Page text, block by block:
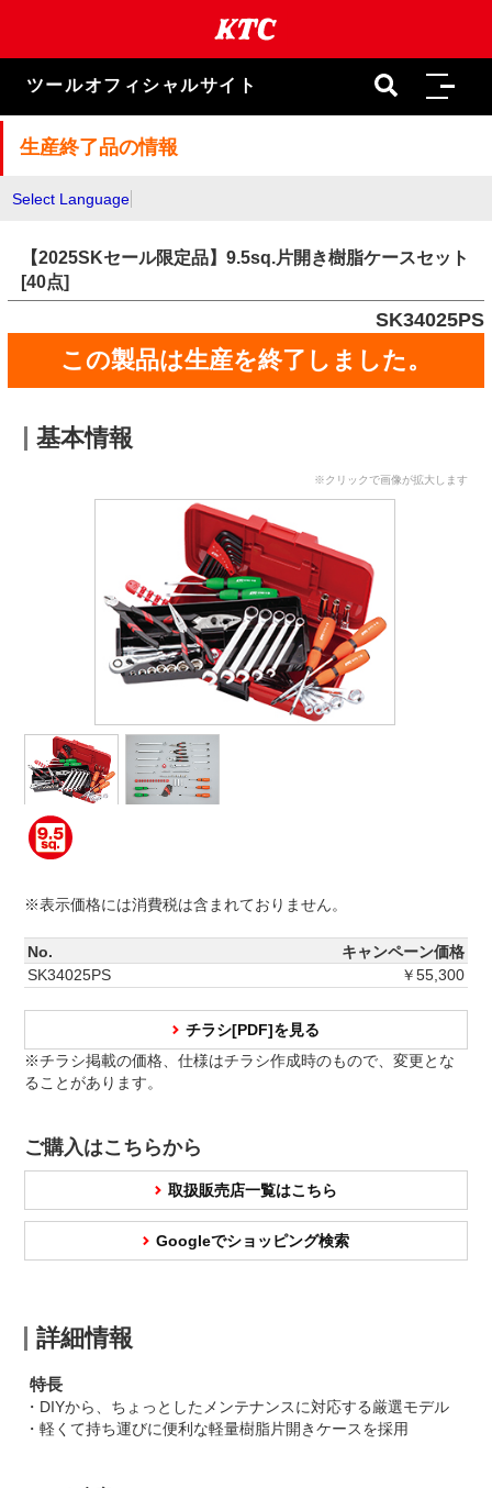
ま
キ
ツールオフィシャルサイト
生産終了品の情報
Select Language
【2025SKセール限定品】9.5sq.片開き樹脂ケースセット
[40点]
SK34025PS
この製品は生産を終了しました。
基本情報
※クリックで画像が拡大します
※表示価格には消費税は含まれておりません。
No.
キャンペーン価格
SK34025PS
￥55,300
チラシ[PDF]を見る
※チラシ掲載の価格、仕様はチラシ作成時のもので、変更とな
ることがあります。
ご購入はこちらから
取扱販売店一覧はこちら
Googleでショッピング検索
詳細情報
特長
・DIYから、ちょっとしたメンテナンスに対応する厳選モデル
・軽くて持ち運びに便利な軽量樹脂片開きケースを採用